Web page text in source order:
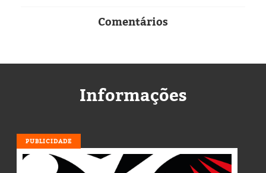
Comentários
Informações
PUBLICIDADE